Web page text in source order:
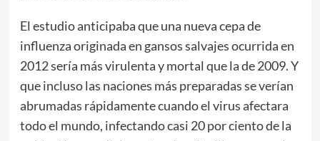
El estudio anticipaba que una nueva cepa de
influenza originada en gansos salvajes ocurrida en
2012 sería más virulenta y mortal que la de 2009. Y
que incluso las naciones más preparadas se verían
abrumadas rápidamente cuando el virus afectara
todo el mundo, infectando casi 20 por ciento de la